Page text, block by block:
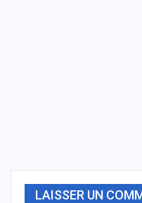
LAISSER UN